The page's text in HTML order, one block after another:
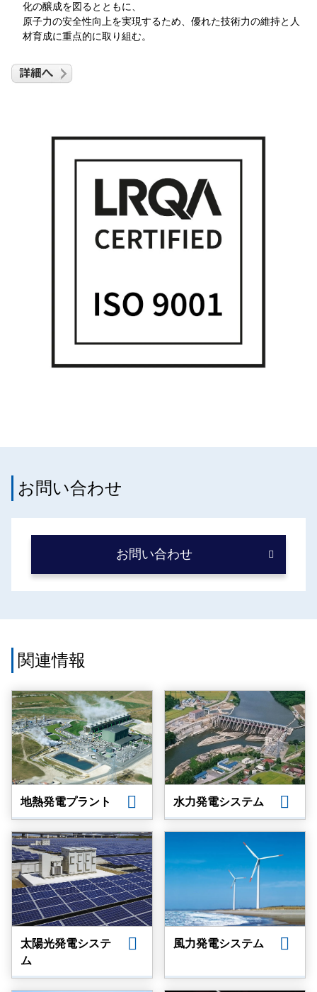
化の醸成を図るとともに、
原子力の安全性向上を実現するため、優れた技術力の維持と人
材育成に重点的に取り組む。
お問い合わせ
お問い合わせ
関連情報
地熱発電プラント 水力発電システム
太陽光発電システ
ム
風力発電システム